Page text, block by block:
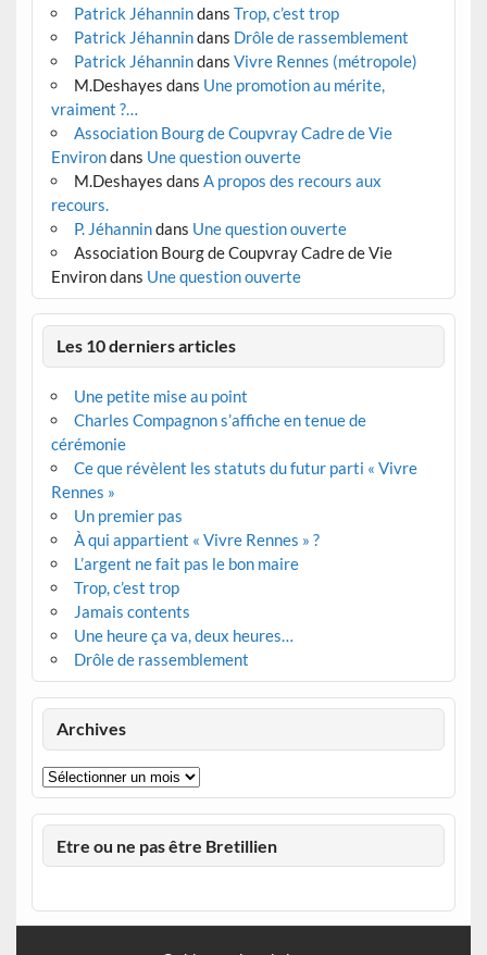
Patrick Jéhannindans Trop, c’est trop
Patrick Jéhannindans Drôle de rassemblement
Patrick Jéhannindans Vivre Rennes (métropole)
M.Deshayes dans Une promotion au mérite,
vraiment ?…
Association Bourg de Coupvray Cadre de Vie
Environdans Une question ouverte
M.Deshayes dans A propos des recours aux
recours.
P. Jéhannindans Une question ouverte
Association Bourg de Coupvray Cadre de Vie
Environdans Une question ouverte
Les 10 derniers articles
Une petite mise au point
Charles Compagnon s’affiche en tenue de
cérémonie
Ce que révèlent les statuts du futur parti « Vivre
Rennes »
Un premier pas
À qui appartient « Vivre Rennes » ?
L’argent ne fait pas le bon maire
Trop, c’est trop
Jamais contents
Une heure ça va, deux heures…
Drôle de rassemblement
Archives
Archives
Etre ou ne pas être Bretillien